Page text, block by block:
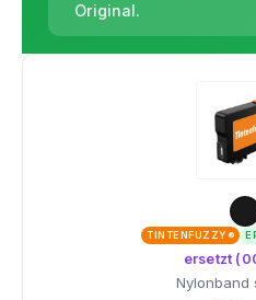
Original.
TINTENFUZZY®
ersetzt
Nylonband